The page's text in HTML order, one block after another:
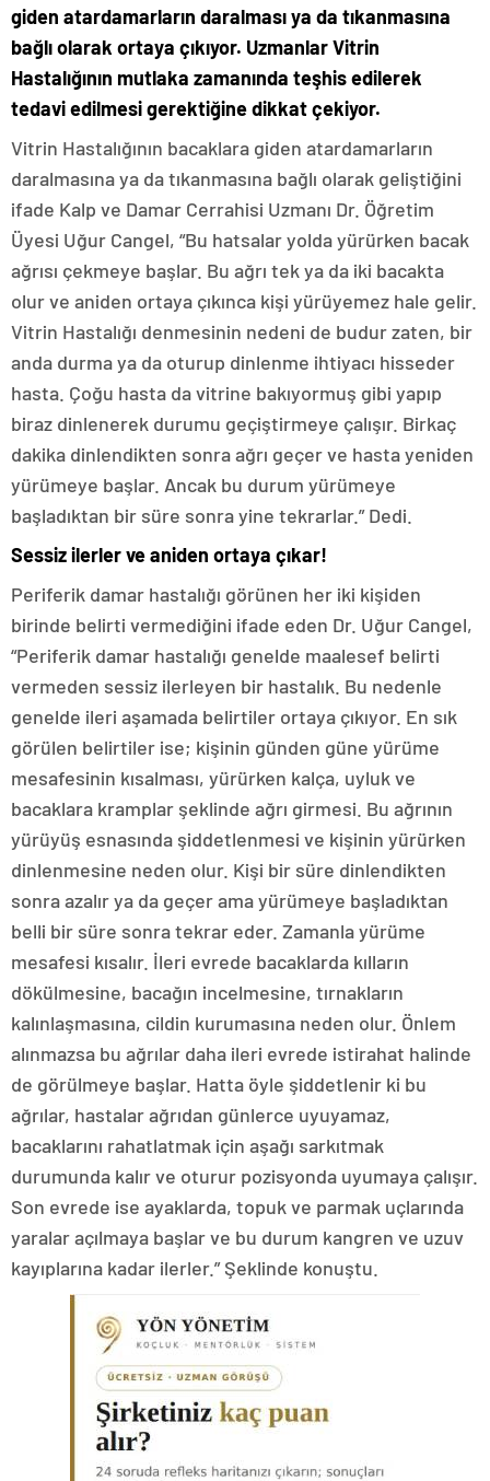
giden atardamarların daralması ya da tıkanmasına
bağlı olarak ortaya çıkıyor. Uzmanlar Vitrin
Hastalığının mutlaka zamanında teşhis edilerek
tedavi edilmesi gerektiğine dikkat çekiyor.
Vitrin Hastalığının bacaklara giden atardamarların
daralmasına ya da tıkanmasına bağlı olarak geliştiğini
ifade Kalp ve Damar Cerrahisi Uzmanı Dr. Öğretim
Üyesi Uğur Cangel, “Bu hatsalar yolda yürürken bacak
ağrısı çekmeye başlar. Bu ağrı tek ya da iki bacakta
olur ve aniden ortaya çıkınca kişi yürüyemez hale gelir.
Vitrin Hastalığı denmesinin nedeni de budur zaten, bir
anda durma ya da oturup dinlenme ihtiyacı hisseder
hasta. Çoğu hasta da vitrine bakıyormuş gibi yapıp
biraz dinlenerek durumu geçiştirmeye çalışır. Birkaç
dakika dinlendikten sonra ağrı geçer ve hasta yeniden
yürümeye başlar. Ancak bu durum yürümeye
başladıktan bir süre sonra yine tekrarlar.” Dedi.
Sessiz ilerler ve aniden ortaya çıkar!
Periferik damar hastalığı görünen her iki kişiden
birinde belirti vermediğini ifade eden Dr. Uğur Cangel,
“Periferik damar hastalığı genelde maalesef belirti
vermeden sessiz ilerleyen bir hastalık. Bu nedenle
genelde ileri aşamada belirtiler ortaya çıkıyor. En sık
görülen belirtiler ise; kişinin günden güne yürüme
mesafesinin kısalması, yürürken kalça, uyluk ve
bacaklara kramplar şeklinde ağrı girmesi. Bu ağrının
yürüyüş esnasında şiddetlenmesi ve kişinin yürürken
dinlenmesine neden olur. Kişi bir süre dinlendikten
sonra azalır ya da geçer ama yürümeye başladıktan
belli bir süre sonra tekrar eder. Zamanla yürüme
mesafesi kısalır. İleri evrede bacaklarda kılların
dökülmesine, bacağın incelmesine, tırnakların
kalınlaşmasına, cildin kurumasına neden olur. Önlem
alınmazsa bu ağrılar daha ileri evrede istirahat halinde
de görülmeye başlar. Hatta öyle şiddetlenir ki bu
ağrılar, hastalar ağrıdan günlerce uyuyamaz,
bacaklarını rahatlatmak için aşağı sarkıtmak
durumunda kalır ve oturur pozisyonda uyumaya çalışır.
Son evrede ise ayaklarda, topuk ve parmak uçlarında
yaralar açılmaya başlar ve bu durum kangren ve uzuv
kayıplarına kadar ilerler.” Şeklinde konuştu.